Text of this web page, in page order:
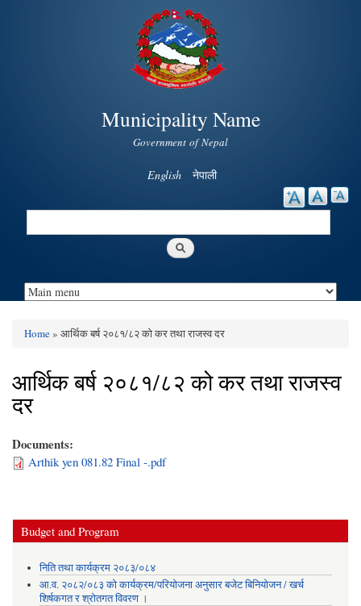
Skip to
main
content
Municipality Name
Government of Nepal
English नेपाली
Search
Home» आर्थिक बर्ष २०८१/८२ को कर तथा राजस्व दर
आर्थिक बर्ष २०८१/८२ को कर तथा राजस्व
दर
Documents:
Arthik yen 081.82 Final -.pdf
Budget and Program
निति तथा कार्यक्रम २०८३/०८४
आ.व. २०८२/०८३ को कार्यक्रम/परियोजना अनुसार बजेट बिनियोजन / खर्च
शिर्षकगत र श्रोतगत विवरण ।